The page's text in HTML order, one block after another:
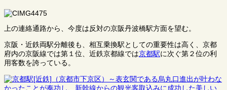
上の連絡通路から、今度は反対の京阪丹波橋駅方面を望む。
京阪・近鉄両駅分離後も、相互乗換駅としての重要性は高く、京都
府内の京阪線では第１位、近鉄京都線では京都駅に次ぐ第２位の利
用客数を誇っている。